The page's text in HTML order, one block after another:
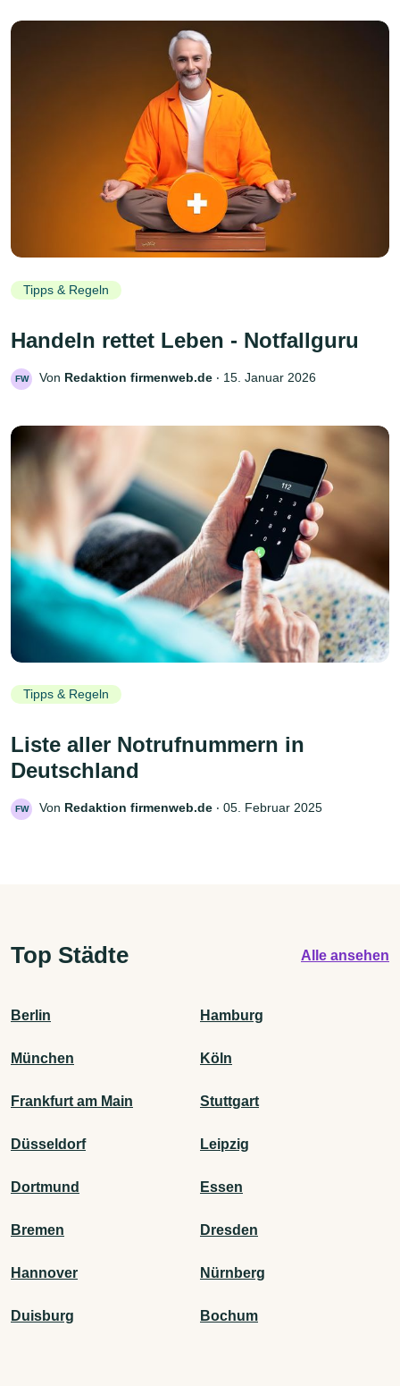
Tipps & Regeln
Handeln rettet Leben - Notfallguru
FW Von Redaktion firmenweb.de ‧ 15. Januar 2026
Tipps & Regeln
Liste aller Notrufnummern in
Deutschland
FW Von Redaktion firmenweb.de ‧ 05. Februar 2025
Top Städte Alle ansehen
Berlin Hamburg
München Köln
Frankfurt am Main Stuttgart
Düsseldorf Leipzig
Dortmund Essen
Bremen Dresden
Hannover Nürnberg
Duisburg Bochum